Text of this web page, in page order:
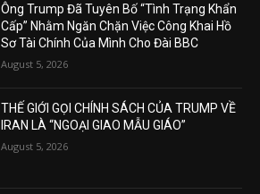
Ông Trump Đã Tuyên Bố “Tình Trạng Khẩn
Cấp” Nhằm Ngăn Chặn Việc Công Khai Hồ
Sơ Tài Chính Của Mình Cho Đài BBC
August 5, 2026
THẾ GIỚI GỌI CHÍNH SÁCH CỦA TRUMP VỀ
IRAN LÀ “NGOẠI GIAO MẪU GIÁO”
August 5, 2026